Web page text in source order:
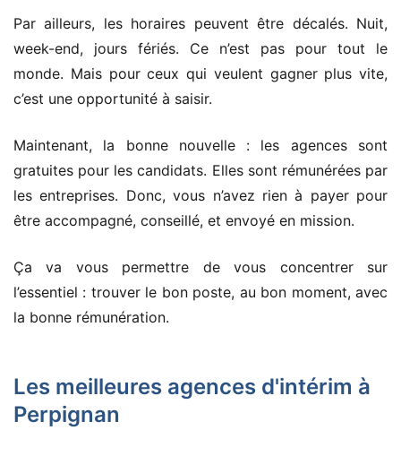
Par ailleurs, les horaires peuvent être décalés. Nuit,
week-end, jours fériés. Ce n’est pas pour tout le
monde. Mais pour ceux qui veulent gagner plus vite,
c’est une opportunité à saisir.
Maintenant, la bonne nouvelle : les agences sont
gratuites pour les candidats. Elles sont rémunérées par
les entreprises. Donc, vous n’avez rien à payer pour
être accompagné, conseillé, et envoyé en mission.
Ça va vous permettre de vous concentrer sur
l’essentiel : trouver le bon poste, au bon moment, avec
la bonne rémunération.
Les meilleures agences d'intérim à
Perpignan